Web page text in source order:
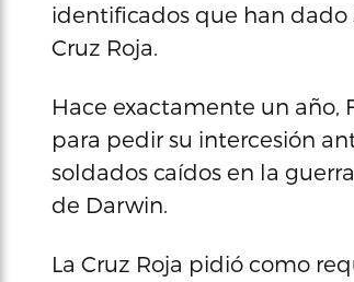
identificados que han dado
Cruz Roja.
Hace exactamente un año,
para pedir su intercesión
soldados caídos en la
de Darwin.
La Cruz Roja pidió como